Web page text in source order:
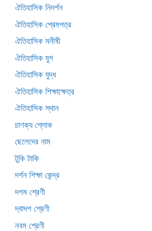
ঐতিহাসিক নিদর্শন
ঐতিহাসিক প্রেমপত্র
ঐতিহাসিক মনীষী
ঐতিহাসিক যুগ
ঐতিহাসিক যুদ্ধ
ঐতিহাসিক শিক্ষাক্ষেত্র
ঐতিহাসিক স্থান
চাণক্য শ্লোক
ছেলেদের নাম
টুকি টাকি
দর্শন শিক্ষা কেন্দ্র
দশম শ্রেণী
দ্বাদশ শ্রেণী
নবম শ্রেণী